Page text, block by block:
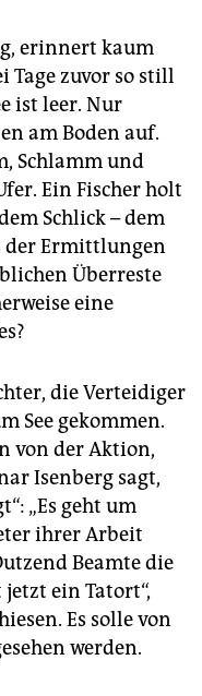
erinnert kaum
Tage zuvor so still
ist leer. Nur
am Boden auf.
Schlamm und
Ein Fischer holt
Schlick – dem
der Ermittlungen
Überreste
eine
die Verteidiger
See gekommen.
von der Aktion,
Isenberg sagt,
„Es geht um
ihrer Arbeit
Beamte die
jetzt ein Tatort“,
Es solle von
werden.